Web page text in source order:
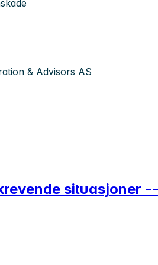
& Advisors AS
situasjoner